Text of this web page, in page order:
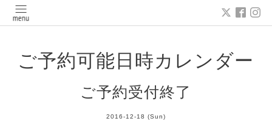
ご予約可能日時カレンダー
ご予約受付終了
2016-12-18 (Sun)